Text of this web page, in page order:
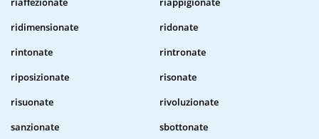
ridimensionate
ridonate
rintonate
rintronate
riposizionate
risonate
risuonate
rivoluzionate
sanzionate
sbottonate